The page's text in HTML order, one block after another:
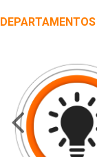
DEPARTAMENTOS